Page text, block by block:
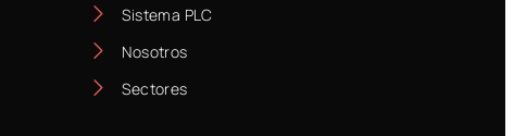
Sistema PLC
Nosotros
Sectores